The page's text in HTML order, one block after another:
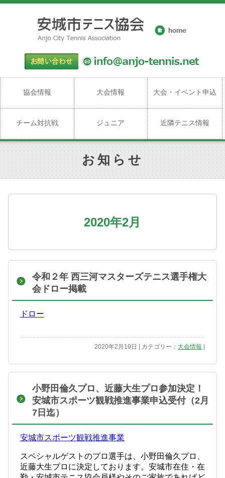
協会情報 大会情報 大会・イベント申込
チーム対抗戦 ジュニア 近隣テニス情報
お知らせ
2020年2月
令和２年 西三河マスターズテニス選手権大
会ドロー掲載
ドロー
2020年2月19日 | カテゴリー： 大会情報
小野田倫久プロ、近藤大生プロ参加決定！
安城市スポーツ観戦推進事業申込受付（2月
7日迄）
安城市スポーツ観戦推進事業
スペシャルゲストのプロ選手は、小野田倫久プロ、
近藤大生プロに決定しております。安城市在住・在